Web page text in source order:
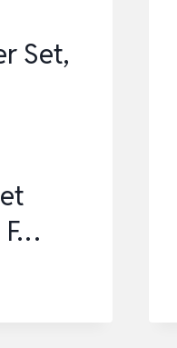
Set,
F…